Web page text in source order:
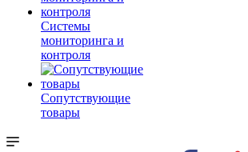
Системы
мониторинга и
контроля
Сопутствующие
товары